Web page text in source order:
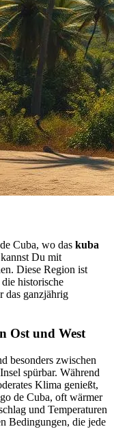
Cuba, wo das kuba
Du mit
Diese Region ist
historische
das ganzjährig
Ost und West
besonders zwischen
spürbar. Während
Klima genießt,
de Cuba, oft wärmer
und Temperaturen
Bedingungen, die jede